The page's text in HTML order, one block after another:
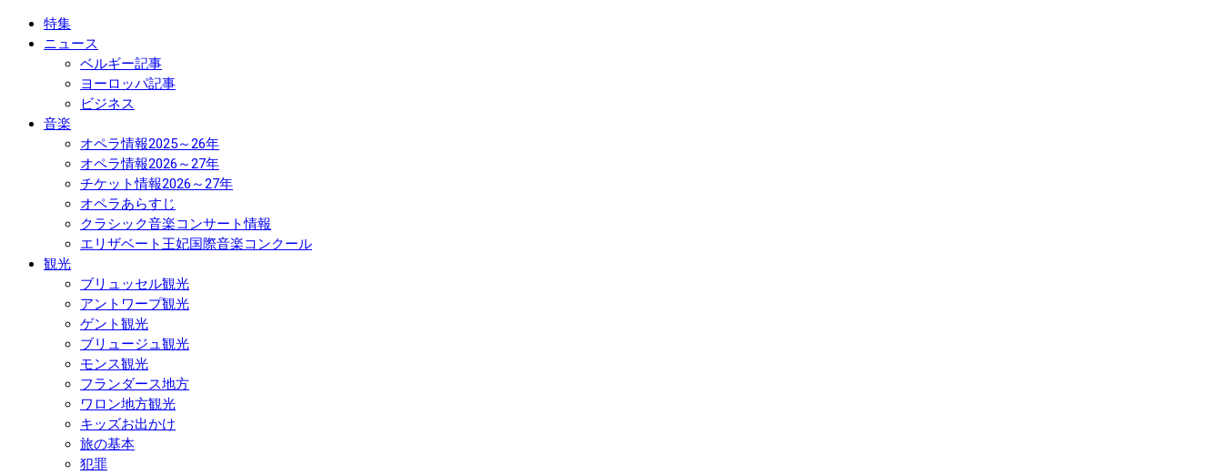
特集
ニュース
ベルギー記事
ヨーロッパ記事
ビジネス
音楽
オペラ情報2025～26年
オペラ情報2026～27年
チケット情報2026～27年
オペラあらすじ
クラシック音楽コンサート情報
エリザベート王妃国際音楽コンクール
観光
ブリュッセル観光
アントワープ観光
ゲント観光
ブリュージュ観光
モンス観光
フランダース地方
ワロン地方観光
キッズお出かけ
旅の基本
犯罪